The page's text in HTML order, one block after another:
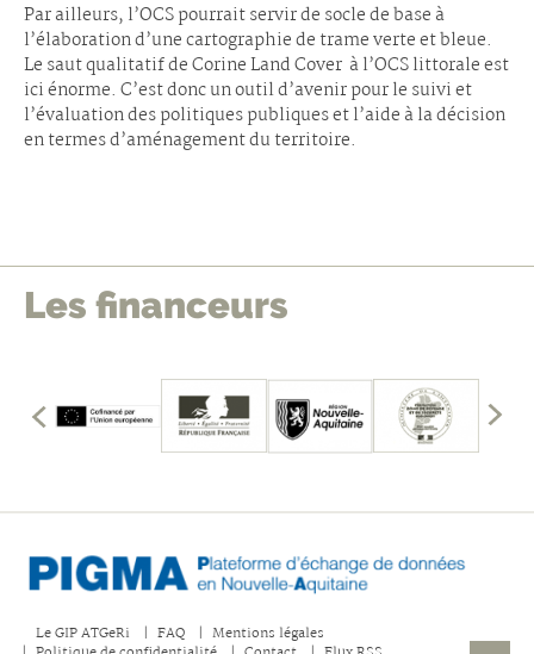
Par ailleurs, l’OCS pourrait servir de socle de base à
l’élaboration d’une cartographie de trame verte et bleue.
Le saut qualitatif de Corine Land Cover à l’OCS littorale est
ici énorme. C’est donc un outil d’avenir pour le suivi et
l’évaluation des politiques publiques et l’aide à la décision
en termes d’aménagement du territoire.
Les financeurs
les
Le GIP ATGeRi FAQ
Mentions légales